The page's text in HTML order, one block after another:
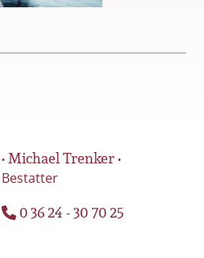
• Michael Trenker •
Bestatter
0 36 24 - 30 70 25